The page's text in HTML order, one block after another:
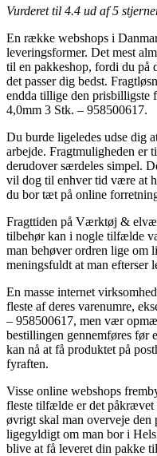
Vurderet til 4.4 ud af 5
En række webshops i
leveringsformer. Det mest
til en pakkeshop, fordi du på
det passer dig bedst.
endda tillige den
4,0mm 3 Stk. – 958500617.
Du burde ligeledes udse dig
arbejde. Fragtmuligheden er
derudover særdeles simpel.
vil dog til enhver tid være at
du bor tæt på online
Fragttiden på Værktøj &
tilbehør kan i nogle tilfælde
man behøver ordren lige om
meningsfuldt at man efterser
En masse internet
fleste af deres varenumre,
– 958500617, men vær
bestillingen gennemføres før
kan nå at få produktet på
fyraften.
Visse online webshops
fleste tilfælde er det
øvrigt skal man overveje
ligegyldigt om man bor i
blive at få leveret din pakke